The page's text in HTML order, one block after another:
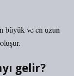
büyük ve en uzun
gelir?